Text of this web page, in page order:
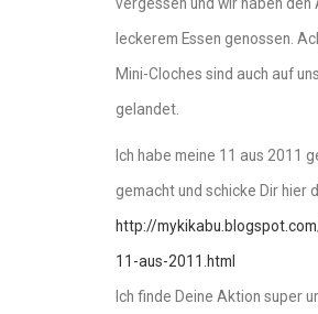
leckerem Essen genossen.
Mini-Cloches sind auch auf
gelandet.
Ich habe meine 11 aus 2011
gemacht und schicke Dir hier
http://
11-aus-2011.html
Ich finde Deine Aktion super